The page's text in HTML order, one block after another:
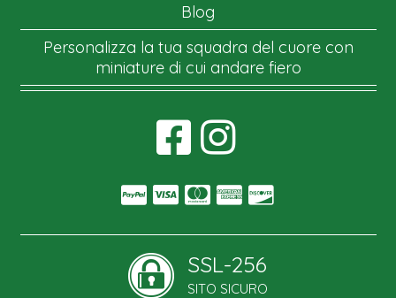
Blog
Personalizza la tua squadra del cuore con
miniature di cui andare fiero
SSL-256
SITO SICURO